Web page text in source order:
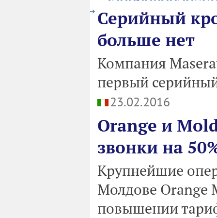
Серийный
больше нет
Компания
первый
23.02.2016
Orange и
звонки на
Крупнейшие
Молдове Orange
повышении